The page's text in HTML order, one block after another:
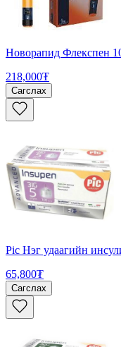
Новорапид Флекспен
218,000₮
Сагслах
Pic Нэг удаагийн
65,800₮
Сагслах